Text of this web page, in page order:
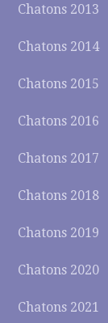
Chatons 2013
Chatons 2014
Chatons 2015
Chatons 2016
Chatons 2017
Chatons 2018
Chatons 2019
Chatons 2020
Chatons 2021